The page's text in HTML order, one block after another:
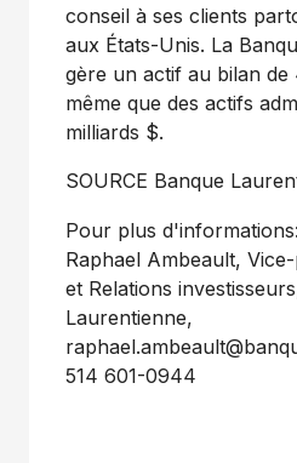
conseil à ses clients
aux États-Unis. La
gère un actif au bilan de
même que des actifs
milliards $.
SOURCE Banque
Pour plus
Raphael Ambeault,
et Relations
Laurentienne,
514 601-0944